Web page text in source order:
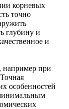
корневых
точно
глубину и
и
например при
особенностей